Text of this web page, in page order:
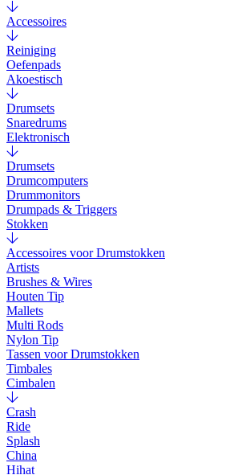
Accessoires
Reiniging
Oefenpads
Akoestisch
Drumsets
Snaredrums
Elektronisch
Drumsets
Drumcomputers
Drummonitors
Drumpads & Triggers
Stokken
Accessoires voor Drumstokken
Artists
Brushes & Wires
Houten Tip
Mallets
Multi Rods
Nylon Tip
Tassen voor Drumstokken
Timbales
Cimbalen
Crash
Ride
Splash
China
Hihat